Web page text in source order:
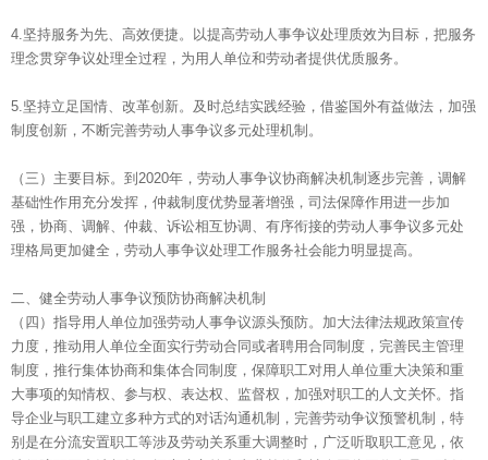
4.坚持服务为先、高效便捷。以提高劳动人事争议处理质效为目标，把服务
理念贯穿争议处理全过程，为用人单位和劳动者提供优质服务。
5.坚持立足国情、改革创新。及时总结实践经验，借鉴国外有益做法，加强
制度创新，不断完善劳动人事争议多元处理机制。
（三）主要目标。到2020年，劳动人事争议协商解决机制逐步完善，调解
基础性作用充分发挥，仲裁制度优势显著增强，司法保障作用进一步加
强，协商、调解、仲裁、诉讼相互协调、有序衔接的劳动人事争议多元处
理格局更加健全，劳动人事争议处理工作服务社会能力明显提高。
二、健全劳动人事争议预防协商解决机制
（四）指导用人单位加强劳动人事争议源头预防。加大法律法规政策宣传
力度，推动用人单位全面实行劳动合同或者聘用合同制度，完善民主管理
制度，推行集体协商和集体合同制度，保障职工对用人单位重大决策和重
大事项的知情权、参与权、表达权、监督权，加强对职工的人文关怀。指
导企业与职工建立多种方式的对话沟通机制，完善劳动争议预警机制，特
别是在分流安置职工等涉及劳动关系重大调整时，广泛听取职工意见，依